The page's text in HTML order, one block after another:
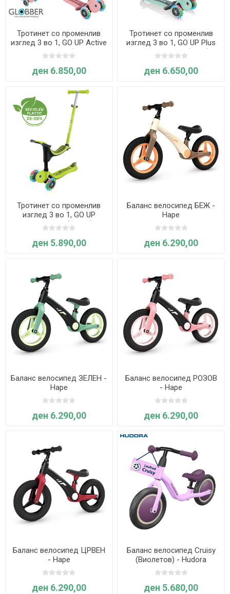
Тротинет со променлив
изглед 3 во 1, GO UP Active
Lights, склоплив (пастелно
розов) - Globber
ден 6.850,00
Тротинет со променлив
изглед 3 во 1, GO UP Plus
Lights, склоплив (минт) -
Globber
ден 6.650,00
Тротинет со променлив
изглед 3 во 1, GO UP
Sporty Lights (зелен) -
ден 5.890,00
Баланс велосипед БЕЖ -
Hape
ден 6.290,00
Баланс велосипед ЗЕЛЕН -
Hape
ден 6.290,00
Баланс велосипед РОЗОВ
- Hape
ден 6.290,00
Баланс велосипед ЦРВЕН
- Hape
ден 6.290,00
Баланс велосипед Cruisy
(Виолетов) - Hudora
ден 5.680,00